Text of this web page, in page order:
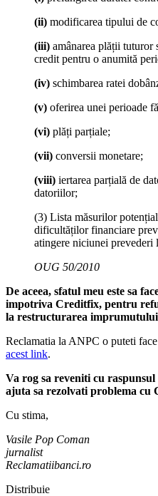
(ii) modificarea tipului de
(iii) amânarea plății tuturor
credit pentru o anumită
(iv) schimbarea ratei
(v) oferirea unei perioade
(vi) plăți parțiale;
(vii) conversii monetare;
(viii) iertarea parțială de
datoriilor;
(3) Lista măsurilor
dificultăților financiare
atingere niciunei prevederi
OUG 50/2010
De aceea, sfatul meu este sa
impotriva Creditfix, pentru
la restructurarea
Reclamatia la ANPC o puteti
acest link.
Va rog sa reveniti cu
ajuta sa rezolvati problema cu
Cu stima,
Vasile Pop Coman
jurnalist
Reclamatiibanci.ro
Distribuie